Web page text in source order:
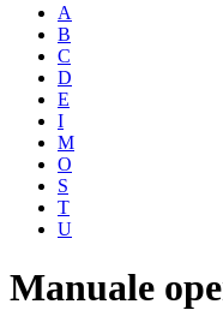
A
B
C
D
E
I
M
O
S
T
U
Manuale